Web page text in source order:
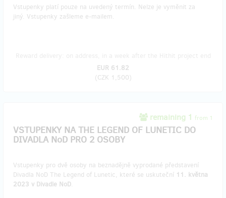
Vstupenky platí pouze na uvedený termín. Nelze je vyměnit za
jiný. Vstupenky zašleme e-mailem.
EUR 61.82
(CZK 1,500)
remaining 1 from 1
VSTUPENKY NA THE LEGEND OF LUNETIC DO
DIVADLA NoD PRO 2 OSOBY
Vstupenky pro dvě osoby na beznadějně vyprodané představení
Divadla NoD The Legend of Lunetic, které se uskuteční 11. května
2023 v Divadle NoD.